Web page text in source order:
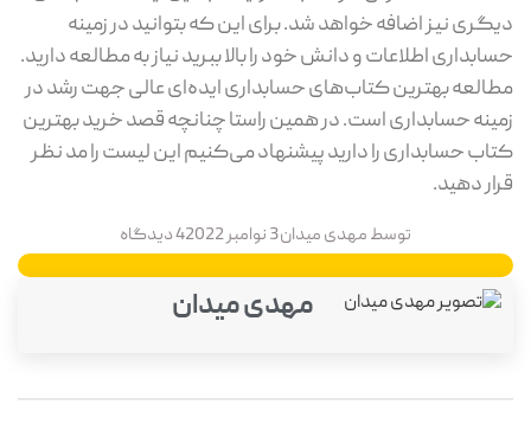
دیگری نیز اضافه خواهد شد. برای این که بتوانید در زمینه
حسابداری اطلاعات و دانش خود را بالا ببرید نیاز به مطالعه دارید.
مطالعه بهترین کتاب‌های حسابداری ایده‌ای عالی جهت رشد در
زمینه حسابداری است. در همین راستا چنانچه قصد خرید بهترین
کتاب حسابداری را دارید پیشنهاد می‌کنیم این لیست را مد نظر
قرار دهید.
توسطمهدی میدان3 نوامبر 2022 4 دیدگاه
مهدی میدان